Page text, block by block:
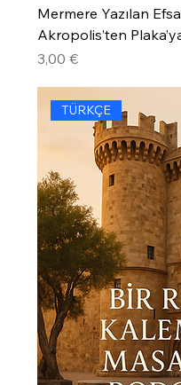
Mermere Yazılan
Akropolis’ten
Precio
3,00 €
TÜRKÇE